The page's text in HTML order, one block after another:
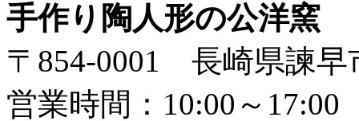
手作り陶人形の公洋窯
〒854-0001 長崎県諫早
営業時間：10:00～17:00